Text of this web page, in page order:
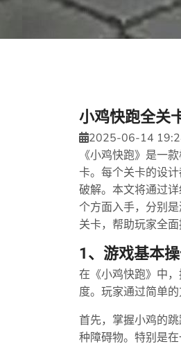
小鸡快跑全关
2025-06-14
《小鸡快跑》是一
卡。每个关卡的设
破解。本文将通过
个方面入手，分别
关卡，帮助玩家全面
1、游戏基本
在《小鸡快跑》中
度。玩家通过简单
首先，掌握小鸡的
种障碍物。特别是